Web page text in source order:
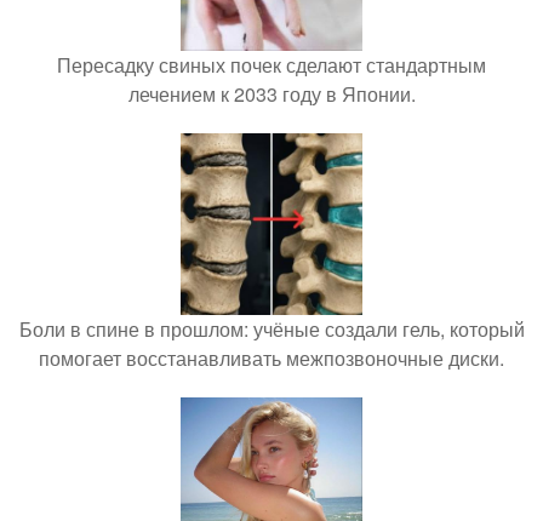
Пересадку свиных почек сделают стандартным
лечением к 2033 году в Японии.
Боли в спине в прошлом: учёные создали гель, который
помогает восстанавливать межпозвоночные диски.